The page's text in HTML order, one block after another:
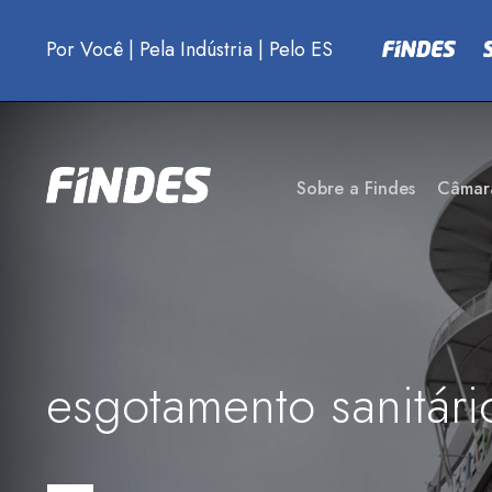
Por Você | Pela Indústria | Pelo ES
Sobre a Findes
esgotamento